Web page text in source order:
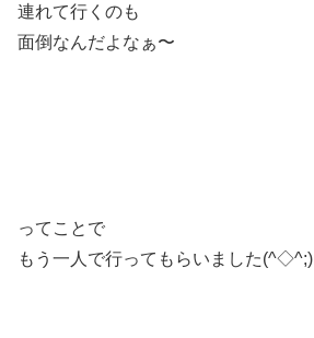
連れて行くのも
面倒なんだよなぁ〜
ってことで
もう一人で行ってもらいました(^◇^;)